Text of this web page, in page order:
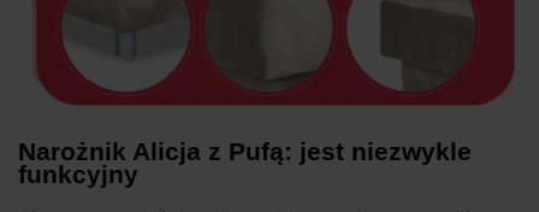
Narożnik Alicja z Pufą: jest niezwykle
funkcyjny